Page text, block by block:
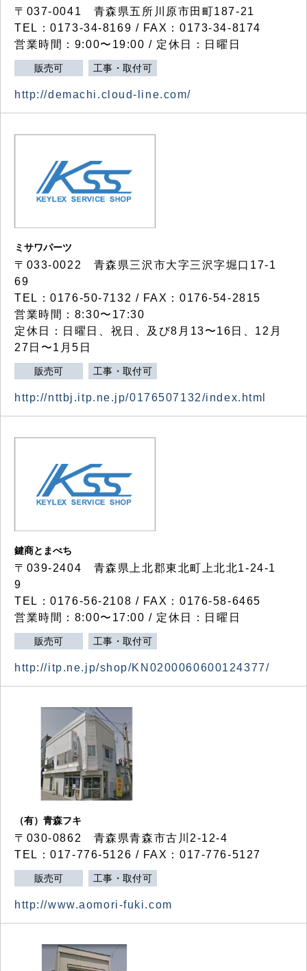
〒037-0041 青森県五所川原市田町187-21
TEL：0173-34-8169 / FAX：0173-34-8174
営業時間：9:00〜19:00 / 定休日：日曜日
販売可 工事・取付可
http://demachi.cloud-line.com/
ミサワパーツ
〒033-0022 青森県三沢市大字三沢字堀口17-1
69
TEL：0176-50-7132 / FAX：0176-54-2815
営業時間：8:30〜17:30
定休日：日曜日、祝日、及び8月13〜16日、12月
27日〜1月5日
販売可 工事・取付可
http://nttbj.itp.ne.jp/0176507132/index.html
鍵商とまべち
〒039-2404 青森県上北郡東北町上北北1-24-1
9
TEL：0176-56-2108 / FAX：0176-58-6465
営業時間：8:00〜17:00 / 定休日：日曜日
販売可 工事・取付可
http://itp.ne.jp/shop/KN0200060600124377/
（有）青森フキ
〒030-0862 青森県青森市古川2-12-4
TEL：017-776-5126 / FAX：017-776-5127
販売可 工事・取付可
http://www.aomori-fuki.com